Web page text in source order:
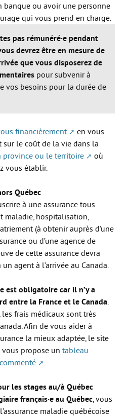
/ interculturels
d’un logement
et m’accompagner ?
mon logement
banque ou avoir une personne
qui vous prend en charge.
pas rémunéré·e pendant
devrez être en mesure de
que vous disposerez de
pour subvenir à
vos besoins pour la durée de
financièrement
en vous
sur le coût de la vie dans la
province ou le territoire
où
vous établir.
Québec
à une assurance tous
maladie, hospitalisation,
(à obtenir auprès d’une
ou d’une agence de
de cette assurance devra
agent à l’arrivée au Canada.
est obligatoire car il n’y a
entre la France et le Canada
les frais médicaux sont très
Afin de vous aider à
la mieux adaptée, le site
vous propose un tableau
les stages au/à Québec
français·e au Québec , vous
maladie québécoise